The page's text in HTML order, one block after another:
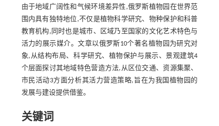
由于地域广阔性和气候环境差异性,俄罗斯植物园在世界范
围内具有独特地位,不仅是植物科学研究、物种保护和科普
教育机构,同时也是城市、区域乃至国家的文化艺术特色与
活力的展示媒介。文章以俄罗斯10个著名植物园为研究对
象,从结构布局、科学研究、植物保护与展示、景观建筑4
个层面探讨其地域特色营造方法,从区位交通、资源集聚、
市民活动3方面分析其活力营造策略,旨在为我国植物园的
发展与建设提供借鉴。
关键词